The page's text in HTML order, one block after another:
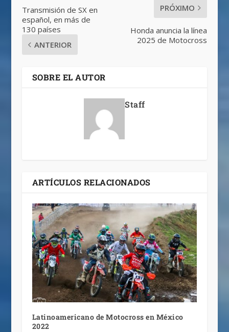
Transmisión de SX en
español, en más de
130 países
ANTERIOR
PRÓXIMO
Honda anuncia la línea
2025 de Motocross
SOBRE EL AUTOR
Staff
ARTÍCULOS RELACIONADOS
Latinoamericano de Motocross en México
2022